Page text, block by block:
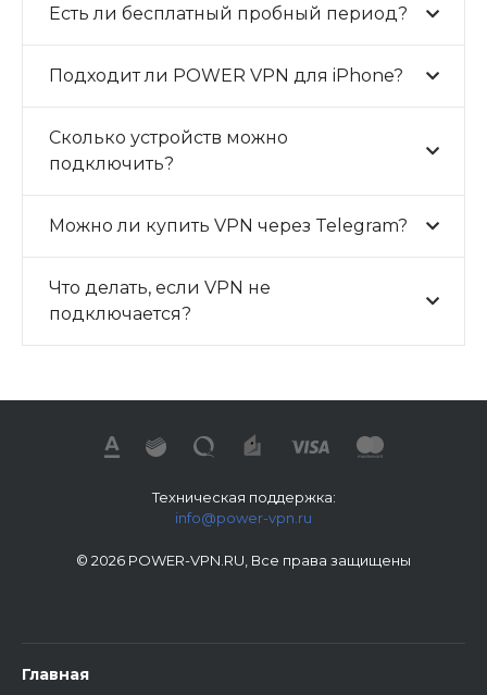
Есть ли бесплатный пробный период?
Подходит ли POWER VPN для iPhone?
Сколько устройств можно
подключить?
Можно ли купить VPN через Telegram?
Что делать, если VPN не
подключается?
Техническая поддержка:
info@power-vpn.ru
© 2026 POWER-VPN.RU, Все права защищены
Главная